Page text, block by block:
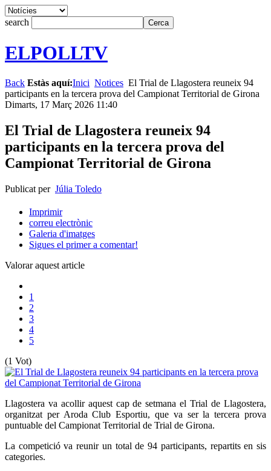
search
ELPOLLTV
Back Estàs aquí:Inici Notices El Trial de Llagostera reuneix 94
participants en la tercera prova del Campionat Territorial de Girona
Dimarts, 17 Març 2026 11:40
El Trial de Llagostera reuneix 94
participants en la tercera prova del
Campionat Territorial de Girona
Publicat per Júlia Toledo
Imprimir
correu electrònic
Galeria d'imatges
Sigues el primer a comentar!
Valorar aquest article
1
2
3
4
5
(1 Vot)
Llagostera va acollir aquest cap de setmana el Trial de Llagostera,
organitzat per Aroda Club Esportiu, que va ser la tercera prova
puntuable del Campionat Territorial de Trial de Girona.
La competició va reunir un total de 94 participants, repartits en sis
categories.